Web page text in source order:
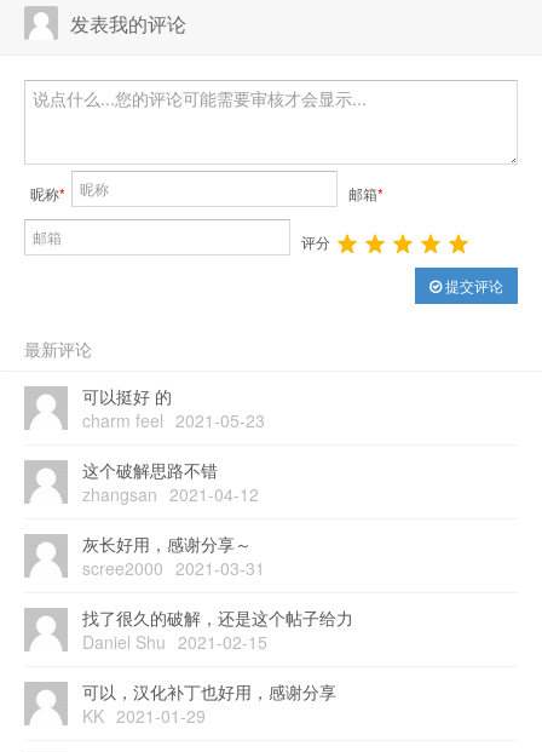
发表我的评论
昵称* 邮箱*
评分
提交评论
最新评论
可以挺好 的
charm feel 2021-05-23
这个破解思路不错
zhangsan 2021-04-12
灰长好用，感谢分享～
scree2000 2021-03-31
找了很久的破解，还是这个帖子给力
Daniel Shu 2021-02-15
可以，汉化补丁也好用，感谢分享
KK 2021-01-29